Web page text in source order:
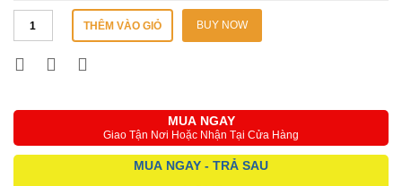
THÊM VÀO GIỎ BUY NOW
MUA NGAY
Giao Tận Nơi Hoặc Nhận Tại Cửa Hàng
MUA NGAY - TRẢ SAU